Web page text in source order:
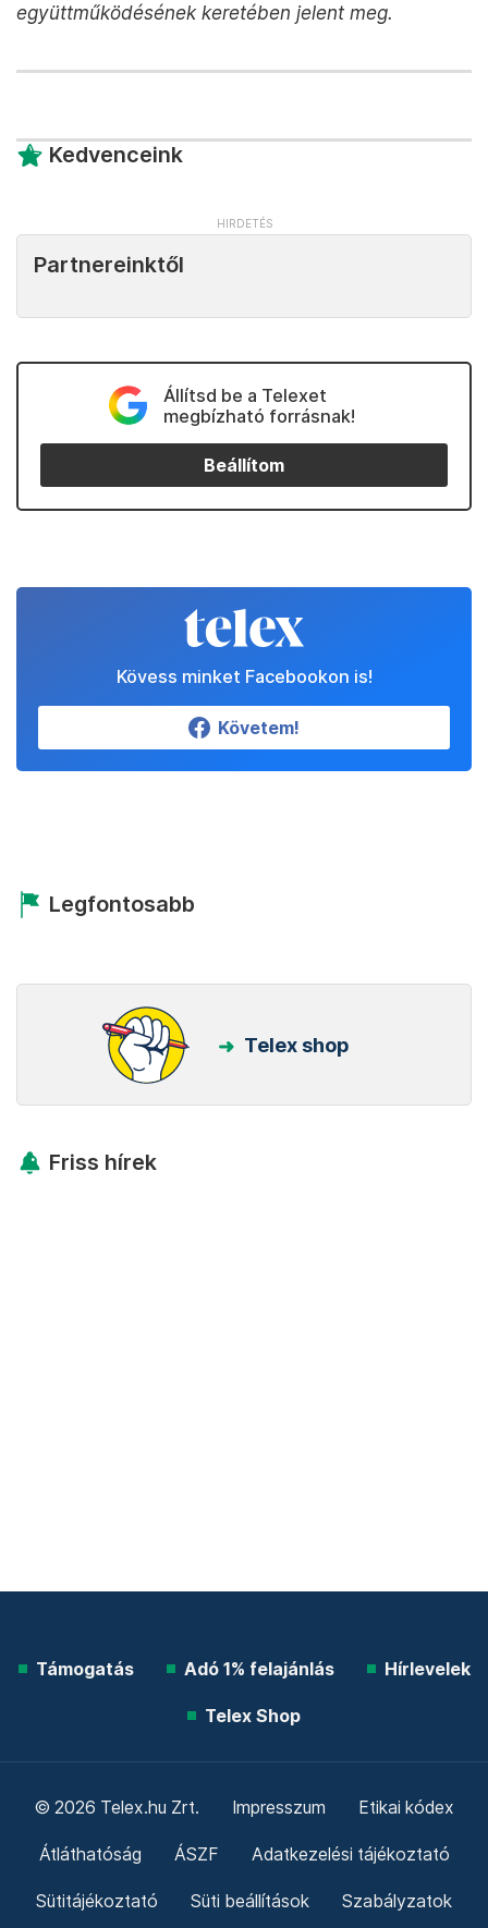
együttműködésének keretében jelent meg.
Kedvenceink
Partnereinktől
Állítsd be a Telexet
megbízható forrásnak!
Beállítom
Kövess minket Facebookon is!
Követem!
Legfontosabb
Telex shop
Friss hírek
Támogatás Adó 1% felajánlás Hírlevelek
Telex Shop
© 2026 Telex.hu Zrt. Impresszum Etikai kódex
Átláthatóság ÁSZF Adatkezelési tájékoztató
Sütitájékoztató Süti beállítások Szabályzatok